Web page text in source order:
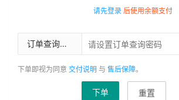
请先登录 后使用余额支付
订单查询密码
下单即视为同意 交付说明 与 售后保障。
下单 重置